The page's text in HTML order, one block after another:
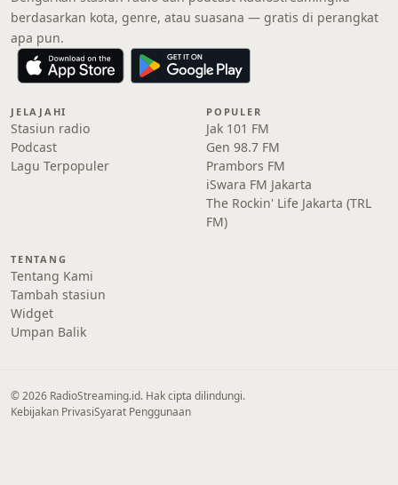
berdasarkan kota, genre, atau suasana — gratis di perangkat
apa pun.
JELAJAHI
Stasiun radio
Podcast
Lagu Terpopuler
POPULER
Jak 101 FM
Gen 98.7 FM
Prambors FM
iSwara FM Jakarta
The Rockin' Life Jakarta (TRL
FM)
TENTANG
Tentang Kami
Tambah stasiun
Widget
Umpan Balik
© 2026 RadioStreaming.id. Hak cipta dilindungi.
Kebijakan PrivasiSyarat Penggunaan